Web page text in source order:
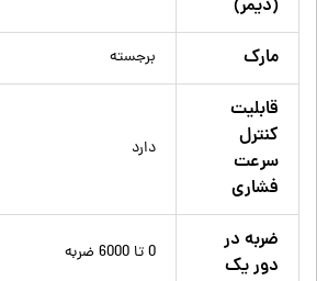
(دیمر)
مارک برجسته
قابلیت
کنترل
سرعت
فشاری
دارد
ضربه در
دور یک
0 تا 6000 ضربه